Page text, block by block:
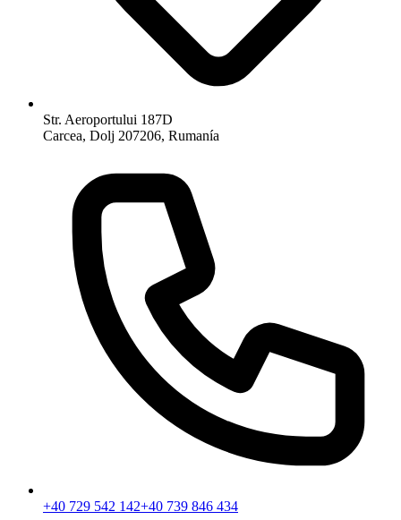
Str. Aeroportului 187D
Carcea, Dolj 207206, Rumanía
+40 729 542 142+40 739 846 434